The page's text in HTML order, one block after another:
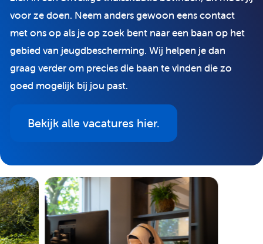
voor ze doen. Neem anders gewoon eens contact
met ons op als je op zoek bent naar een baan op het
gebied van jeugdbescherming. Wij helpen je dan
graag verder om precies die baan te vinden die zo
goed mogelijk bij jou past.
Bekijk alle vacatures hier.